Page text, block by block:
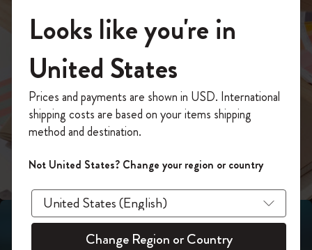
ム サングラス）
あなたにぴったりの一本を選ぼう
スライド表示2
スライド表示3
スライド表示4
モレスキンの世界へようこそ
「WELCOME10」を入力すると、初回注
文が10%オフ＋送料無料になります。セ
ール・アウトレット品は適用外。
Moleskineアカウントを作成して限定オフ
ァーや会員特典、さらに多くのインスピ
レーションを手に入れましょう。
今すぐ会員登録 !
Looks like you're in
United States
Prices and payments are shown in USD. International
shipping costs are based on your items shipping
method and destination.
Not United States? Change your region or country
Change Region or Country